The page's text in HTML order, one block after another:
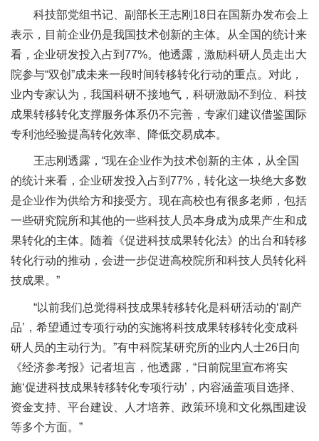
科技部党组书记、副部长王志刚18日在国新办发布会上
表示，目前企业仍是我国技术创新的主体。从全国的统计来
看，企业研发投入占到77%。他透露，激励科研人员走出大
院参与“双创”成未来一段时间转移转化行动的重点。对此，
业内专家认为，我国科研不接地气，科研激励不到位、科技
成果转移转化支撑服务体系仍不完善，专家们建议借鉴国际
专利池经验提高转化效率、降低交易成本。
王志刚透露，“现在企业作为技术创新的主体，从全国
的统计来看，企业研发投入占到77%，转化这一块绝大多数
是企业作为供给方和接受方。现在高校也有很多老师，包括
一些研究院所和其他的一些科技人员本身成为成果产生和成
果转化的主体。随着《促进科技成果转化法》的出台和转移
转化行动的推动，会进一步促进高校院所和科技人员转化科
技成果。”
“以前我们总觉得科技成果转移转化是科研活动的‘副产
品’，希望通过专项行动的实施将科技成果转移转化变成科
研人员的主动行为。”有中科院某研究所的业内人士26日向
《经济参考报》记者坦言，他透露，“日前院里宣布将实
施‘促进科技成果转移转化专项行动’，内容涵盖项目选择、
资金支持、平台建设、人才培养、政策环境和文化氛围建设
等多个方面。”